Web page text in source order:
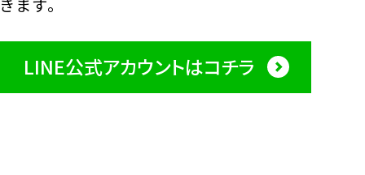
きます。
LINE公式アカウントはコチラ